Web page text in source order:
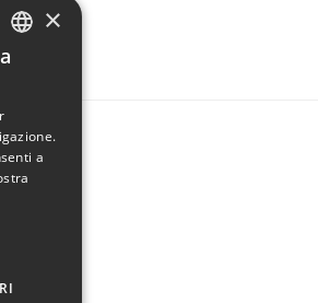
×
a